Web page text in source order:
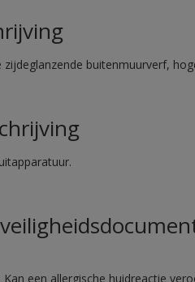
buitenmuurverf,
Kan een allergische huidreactie